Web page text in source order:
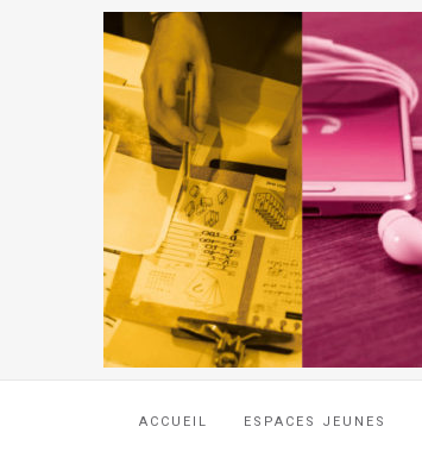
ACCUEIL ESPACES JEUNES